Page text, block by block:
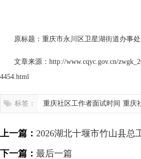
原标题：重庆市永川区卫星湖街道办事
文章来源：http://www.cqyc.gov.cn/
4454.html
标签： 重庆社区工作者面试时间 重庆
上一篇： 2026湖北十堰市竹山县总
下一篇： 最后一篇